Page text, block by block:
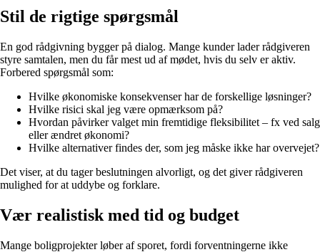
Stil de rigtige spørgsmål
En god rådgivning bygger på dialog. Mange kunder lader rådgiveren
styre samtalen, men du får mest ud af mødet, hvis du selv er aktiv.
Forbered spørgsmål som:
Hvilke økonomiske konsekvenser har de forskellige løsninger?
Hvilke risici skal jeg være opmærksom på?
Hvordan påvirker valget min fremtidige fleksibilitet – fx ved salg
eller ændret økonomi?
Hvilke alternativer findes der, som jeg måske ikke har overvejet?
Det viser, at du tager beslutningen alvorligt, og det giver rådgiveren
mulighed for at uddybe og forklare.
Vær realistisk med tid og budget
Mange boligprojekter løber af sporet, fordi forventningerne ikke